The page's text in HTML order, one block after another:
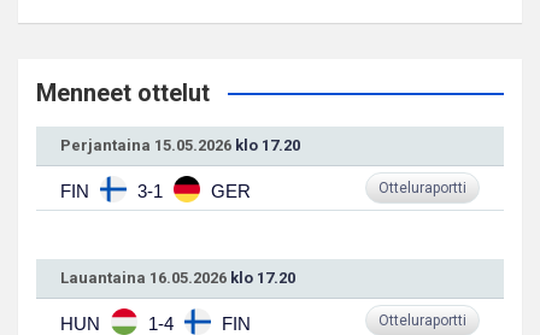
Menneet ottelut
Perjantaina 15.05.2026 klo 17.20
FIN 3-1 GER Otteluraportti
Lauantaina 16.05.2026 klo 17.20
HUN 1-4 FIN Otteluraportti